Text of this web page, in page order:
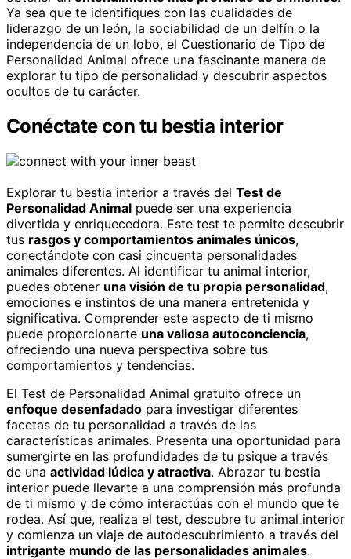
Ya sea que te identifiques con las cualidades de
liderazgo de un león, la sociabilidad de un delfín o la
independencia de un lobo, el Cuestionario de Tipo de
Personalidad Animal ofrece una fascinante manera de
explorar tu tipo de personalidad y descubrir aspectos
ocultos de tu carácter.
Conéctate con tu bestia interior
Explorar tu bestia interior a través del Test de
Personalidad Animal puede ser una experiencia
divertida y enriquecedora. Este test te permite descubrir
tus rasgos y comportamientos animales únicos,
conectándote con casi cincuenta personalidades
animales diferentes. Al identificar tu animal interior,
puedes obtener una visión de tu propia personalidad,
emociones e instintos de una manera entretenida y
significativa. Comprender este aspecto de ti mismo
puede proporcionarte una valiosa autoconciencia,
ofreciendo una nueva perspectiva sobre tus
comportamientos y tendencias.
El Test de Personalidad Animal gratuito ofrece un
enfoque desenfadado para investigar diferentes
facetas de tu personalidad a través de las
características animales. Presenta una oportunidad para
sumergirte en las profundidades de tu psique a través
de una actividad lúdica y atractiva. Abrazar tu bestia
interior puede llevarte a una comprensión más profunda
de ti mismo y de cómo interactúas con el mundo que te
rodea. Así que, realiza el test, descubre tu animal interior
y comienza un viaje de autodescubrimiento a través del
intrigante mundo de las personalidades animales.